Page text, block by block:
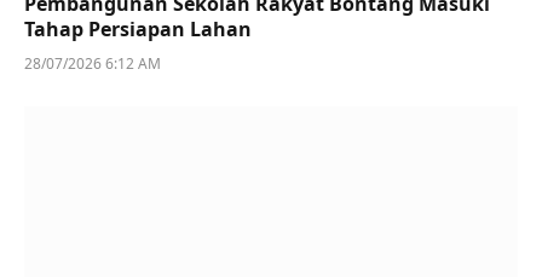
Tahap Persiapan Lahan
28/07/2026 6:12 AM